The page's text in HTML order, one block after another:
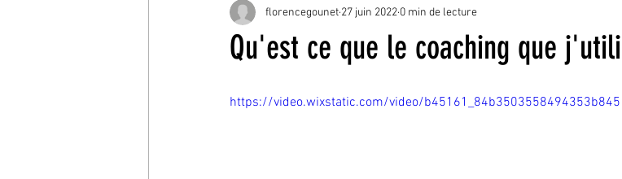
Qu'est ce que le coaching que
florencegounet 27 juin 2022 0 min de lecture
https://video.wixstatic.com/video/